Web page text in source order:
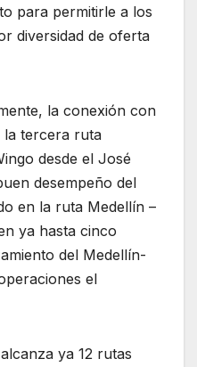
para permitirle a los
diversidad de oferta
la conexión con
la tercera ruta
desde el José
desempeño del
en la ruta Medellín –
ya hasta cinco
del Medellín-
el
ya 12 rutas